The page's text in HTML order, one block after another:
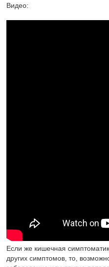
Видео:
Если же кишечная
других симптомов, то,